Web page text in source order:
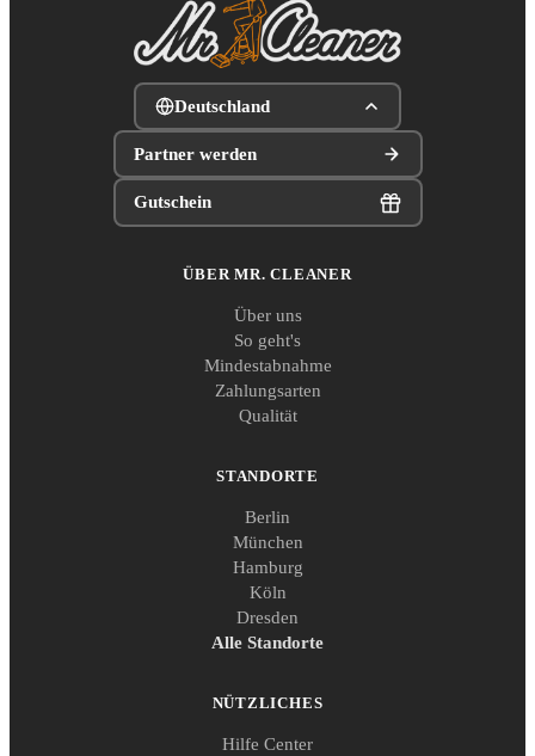
Deutschland
Partner werden
Gutschein
ÜBER MR. CLEANER
Über uns
So geht's
Mindestabnahme
Zahlungsarten
Qualität
STANDORTE
Berlin
München
Hamburg
Köln
Dresden
Alle Standorte
NÜTZLICHES
Hilfe Center